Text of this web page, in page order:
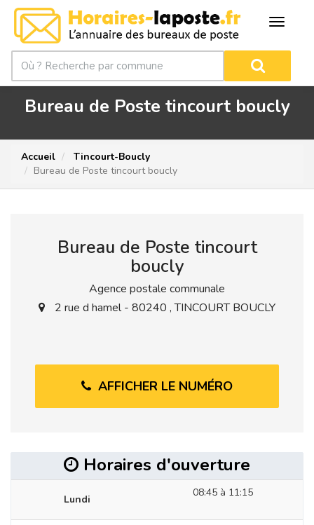
Bureau de Poste tincourt boucly
Accueil
Tincourt-Boucly
Bureau de Poste tincourt boucly
Bureau de Poste tincourt
boucly
Agence postale communale
2 rue d hamel - 80240 , TINCOURT BOUCLY
AFFICHER LE NUMÉRO
Horaires d'ouverture
Lundi
08:45 à 11:15